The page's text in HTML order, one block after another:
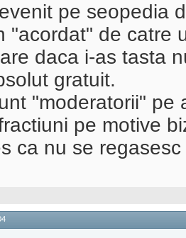
pe seopedia
"acordat" de catre
daca i-as tasta
gratuit.
"moderatorii" pe
pe motive
ca nu se